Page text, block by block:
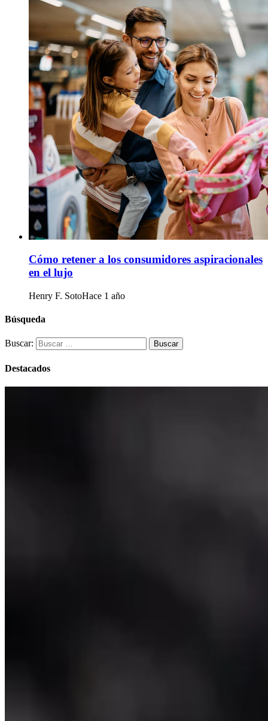
Cómo retener a los consumidores aspiracionales
en el lujo
Henry F. SotoHace 1 año
Búsqueda
Buscar:
Destacados